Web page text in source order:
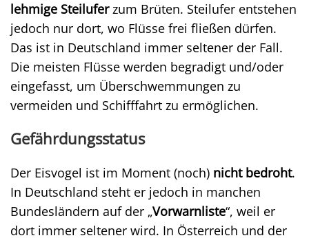
lehmige Steiluferzum Brüten. Steilufer entstehen
jedoch nur dort, wo Flüsse frei fließen dürfen.
Das ist in Deutschland immer seltener der Fall.
Die meisten Flüsse werden begradigt und/oder
eingefasst, um Überschwemmungen zu
vermeiden und Schifffahrt zu ermöglichen.
Gefährdungsstatus
Der Eisvogel ist im Moment (noch) nicht bedroht.
In Deutschland steht er jedoch in manchen
Bundesländern auf der „Vorwarnliste“, weil er
dort immer seltener wird. In Österreich und der